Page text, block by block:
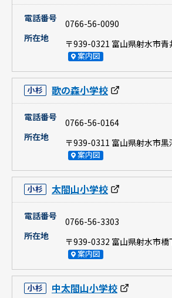
電話番号
0766-56-0090
所在地
〒939-0321 富山県射水市
案内図
小杉 歌の森小学校
電話番号
0766-56-0164
所在地
〒939-0311 富山県射水市黒
案内図
小杉 太閤山小学校
電話番号
0766-56-3303
所在地
〒939-0332 富山県射水市橋
案内図
小杉 中太閤山小学校